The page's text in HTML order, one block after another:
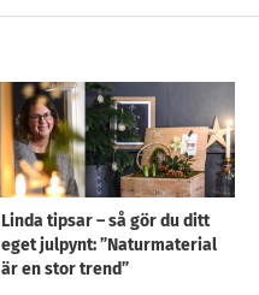
Linda tipsar – så gör du ditt
eget julpynt: ”Naturmaterial
är en stor trend”